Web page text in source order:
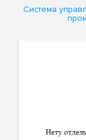
Система